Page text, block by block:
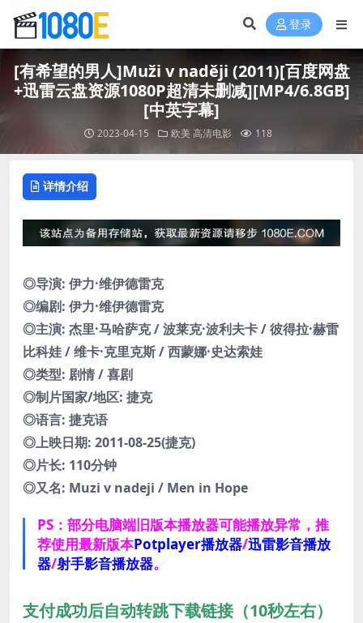
登录
[有希望的男人]Muži v naději (2011)[百度网盘
+迅雷云盘资源1080P超清未删减][MP4/6.8GB]
[中英字幕]
2023-04-15 欧美高清电影 118
详情介绍
◎导演: 伊力·维伊德雷克
◎编剧: 伊力·维伊德雷克
◎主演: 杰里·马哈萨克 / 波莱克·波利夫卡 / 彼得拉·赫雷
比科娃 / 维卡·克里克斯 / 西蒙娜·史达索娃
◎类型: 剧情 / 喜剧
◎制片国家/地区: 捷克
◎语言: 捷克语
◎上映日期: 2011-08-25(捷克)
◎片长: 110分钟
◎又名: Muzi v nadeji / Men in Hope
PS：部分电脑端旧版本播放器可能播放异常，推
荐使用最新版本Potplayer播放器/迅雷影音播放
器/射手影音播放器。
支付成功后自动转跳下载链接（10秒左右）